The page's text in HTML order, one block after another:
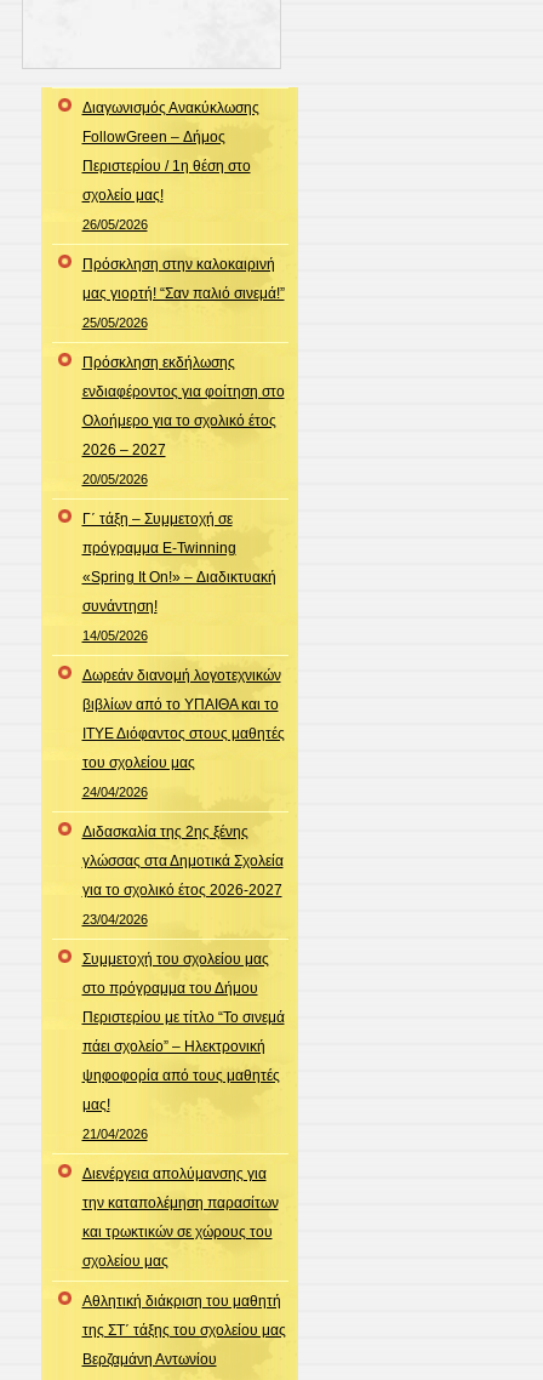
Διαγωνισμός Ανακύκλωσης
FollowGreen – Δήμος
Περιστερίου / 1η θέση στο
σχολείο μας!
26/05/2026
Πρόσκληση στην καλοκαιρινή
μας γιορτή! “Σαν παλιό σινεμά!”
25/05/2026
Πρόσκληση εκδήλωσης
ενδιαφέροντος για φοίτηση στο
Ολοήμερο για το σχολικό έτος
2026 – 2027
20/05/2026
Γ΄ τάξη – Συμμετοχή σε
πρόγραμμα E-Twinning
«Spring It On!» – Διαδικτυακή
συνάντηση!
14/05/2026
Δωρεάν διανομή λογοτεχνικών
βιβλίων από το ΥΠΑΙΘΑ και το
ΙΤΥΕ Διόφαντος στους μαθητές
του σχολείου μας
24/04/2026
Διδασκαλία της 2ης ξένης
γλώσσας στα Δημοτικά Σχολεία
για το σχολικό έτος 2026-2027
23/04/2026
Συμμετοχή του σχολείου μας
στο πρόγραμμα του Δήμου
Περιστερίου με τίτλο “Το σινεμά
πάει σχολείο” – Ηλεκτρονική
ψηφοφορία από τους μαθητές
μας!
21/04/2026
Διενέργεια απολύμανσης για
την καταπολέμηση παρασίτων
και τρωκτικών σε χώρους του
σχολείου μας
Αθλητική διάκριση του μαθητή
της ΣΤ΄ τάξης του σχολείου μας
Βερζαμάνη Αντωνίου